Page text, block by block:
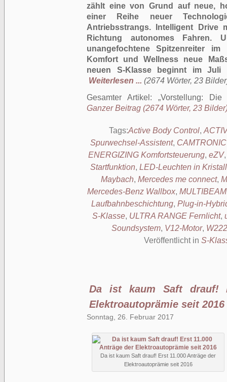
zählt eine von Grund auf neue,
einer Reihe neuer
Antriebsstrangs. Intelligent Drive
Richtung autonomes Fahren.
unangefochtene Spitzenreiter im
Komfort und Wellness neue
neuen S-Klasse beginnt im Juli
Weiterlesen ... (2674 Wörter, 23
Gesamter Artikel:
Vorstellung: Die
Ganzer Beitrag (2674 Wörter, 23
Tags:Active Body Control,
Spurwechsel-Assistent, CAMTRONIC
ENERGIZING Komfortsteuerung, eZV
Startfunktion, LED-Leuchten in
Maybach, Mercedes me connect,
Mercedes-Benz Wallbox,
Laufbahnbeschichtung, Plug-in-
S-Klasse, ULTRA RANGE Fernlicht,
Soundsystem, V12-Motor, W222
Veröffentlicht in S-
Da ist kaum Saft drauf!
Elektroautoprämie seit 2016
Sonntag, 26. Februar 2017
Da ist kaum Saft drauf! Erst 11.000 Anträge der
Elektroautoprämie seit 2016